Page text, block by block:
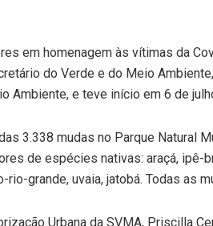
em homenagem às vítimas da
do Verde e do Meio
Ambiente, e teve início em 6 de
3.338 mudas no Parque Natural
de espécies nativas: araçá, ipê-
rio-grande, uvaia, jatobá. Todas as
Urbana da SVMA, Priscilla